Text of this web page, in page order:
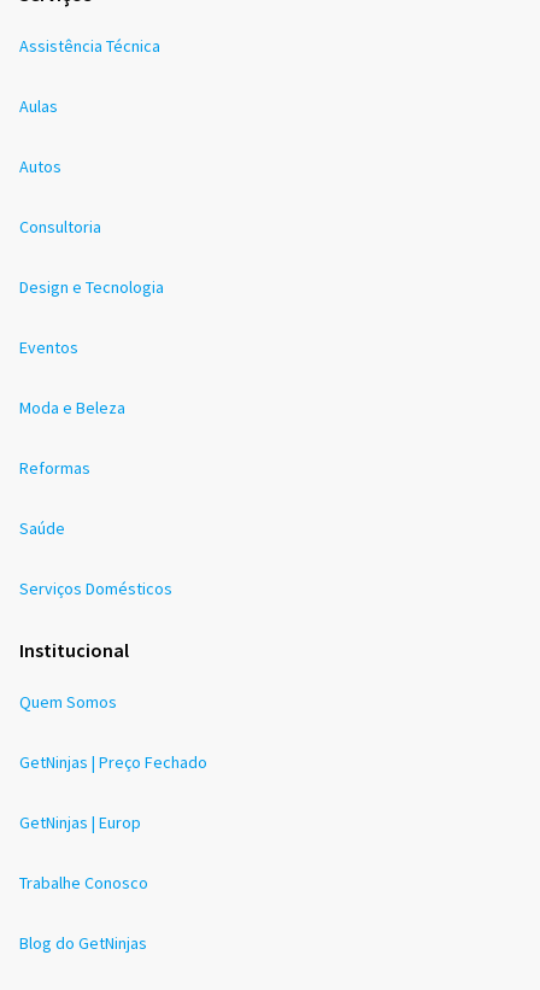
Assistência Técnica
Aulas
Autos
Consultoria
Design e Tecnologia
Eventos
Moda e Beleza
Reformas
Saúde
Serviços Domésticos
Institucional
Quem Somos
GetNinjas | Preço Fechado
GetNinjas | Europ
Trabalhe Conosco
Blog do GetNinjas